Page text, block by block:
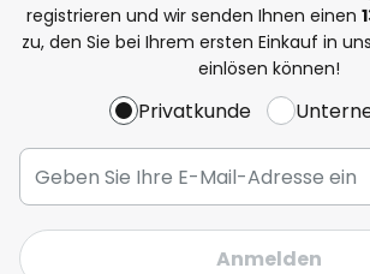
registrieren und wir senden Ihnen einen
zu, den Sie bei Ihrem ersten Einkauf in
einlösen können!
Privatkunde
Anmelden